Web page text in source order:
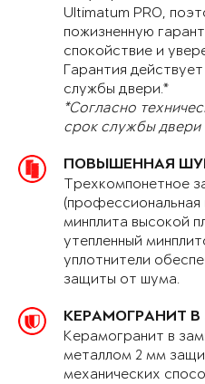
Ultimatum PRO,
пожизненную
спокойствие и
Гарантия
службы двери.*
*Согласно
срок службы двери
ПОВЫШЕННАЯ
Трехкомпонетное
(профессиональная
минплита высокой
утепленный
уплотнители
защиты от шума.
КЕРАМОГРАНИТ
Керамогранит в
металлом 2 мм
механических